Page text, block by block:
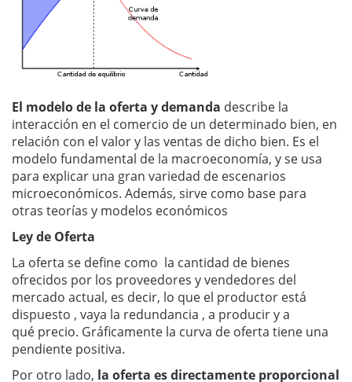
El modelo de la oferta y demanda describe la
interacción en el comercio de un determinado bien, en
relación con el valor y las ventas de dicho bien. Es el
modelo fundamental de la macroeconomía, y se usa
para explicar una gran variedad de escenarios
microeconómicos. Además, sirve como base para
otras teorías y modelos económicos
Ley de Oferta
La oferta se define como la cantidad de bienes
ofrecidos por los proveedores y vendedores del
mercado actual, es decir, lo que el productor está
dispuesto , vaya la redundancia , a producir y a
qué precio. Gráficamente la curva de oferta tiene una
pendiente positiva.
Por otro lado, la oferta es directamente proporcional